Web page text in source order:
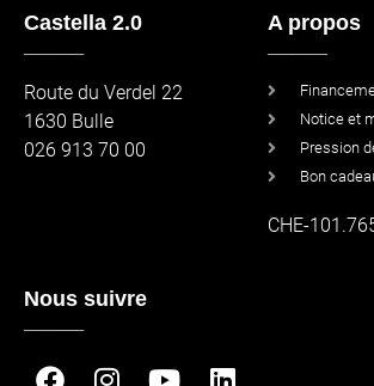
Castella 2.0
Route du Verdel 22
1630 Bulle
026 913 70 00
A propos
Notice et
Pression
Bon
CHE-
Nous suivre